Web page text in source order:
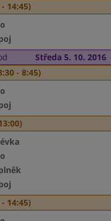
14:45)
Středa 5. 10. 2016
- 8:45)
14:45)